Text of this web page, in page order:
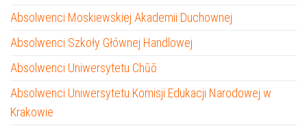
Absolwenci Moskiewskiej Akademii Duchownej
Absolwenci Szkoły Głównej Handlowej
Absolwenci Uniwersytetu Chūō
Absolwenci Uniwersytetu Komisji Edukacji Narodowej w
Krakowie